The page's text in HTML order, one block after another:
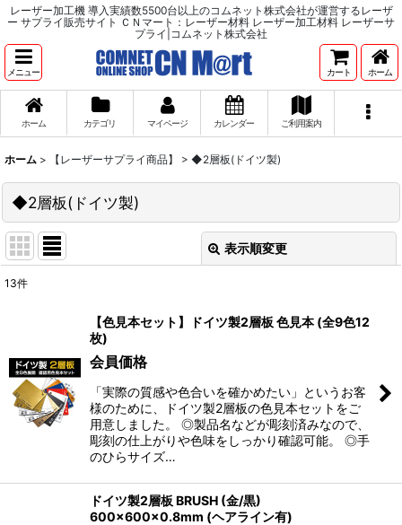
レーザー加工機 導入実績数5500台以上のコムネット株式会社が運営するレーザ
ー サプライ販売サイト ＣＮマート：レーザー材料 レーザー加工材料 レーザーサ
プライ|コムネット株式会社
メニュー カート ホーム
ホーム カテゴリ マイページ カレンダー ご利用案内
ホーム > 【レーザーサプライ商品】 > ◆2層板(ドイツ製)
◆2層板(ドイツ製)
表示順変更
絞り込む
13件
【色見本セット】ドイツ製2層板 色見本 (全9色12
枚)
会員価格
「実際の質感や色合いを確かめたい」というお客
様のために、ドイツ製2層板の色見本セットをご
用意しました。 ◎製品名などが彫刻済みなので、
彫刻の仕上がりや色味をしっかり確認可能。 ◎手
のひらサイズ…
ドイツ製2層板 BRUSH (金/黒)
600×600×0.8mm (ヘアライン有)